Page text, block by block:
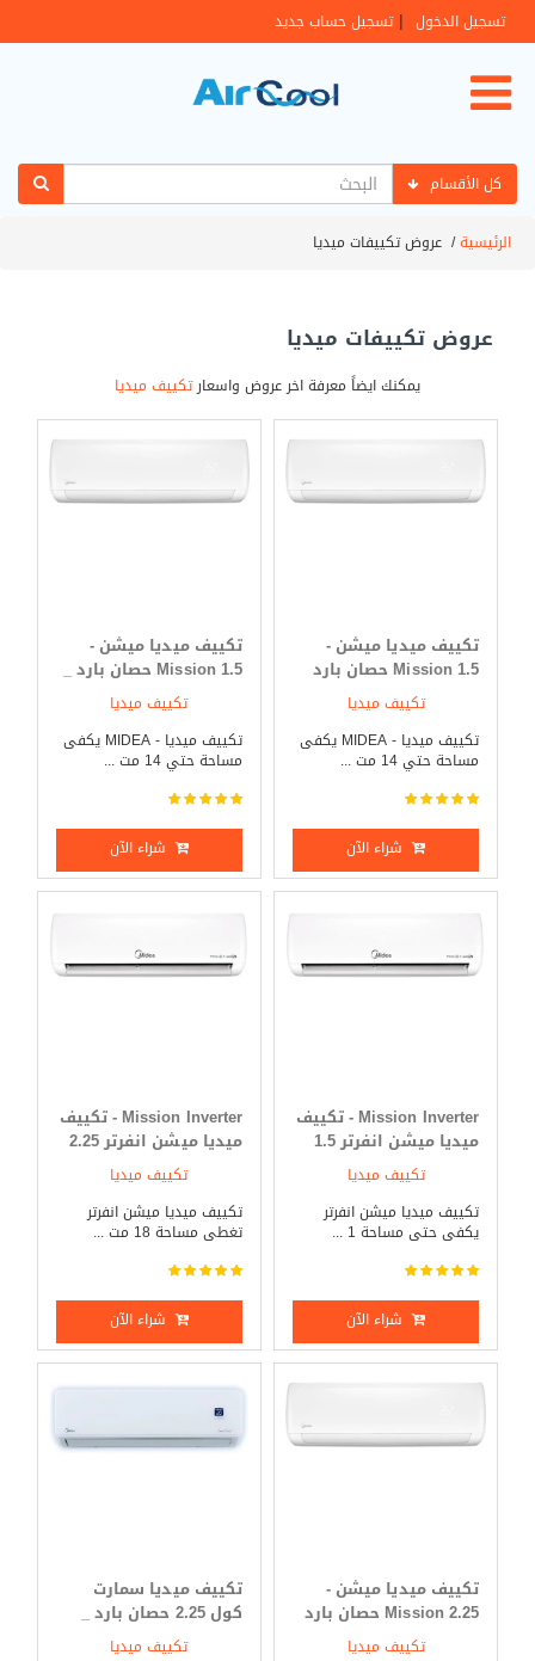
تسجيل الدخول | تسجيل حساب جديد
كل الأقسام
الرئيسية/ عروض تكييفات ميديا
عروض تكييفات ميديا
يمكنك ايضاً معرفة اخر عروض واسعارتكييف ميديا
تكييف ميديا ميشن -
Mission 1.5 حصان بارد
تكييف ميديا
تكييف ميديا - MIDEA يكفى
مساحة حتي 14 مت ...
شراء الآن
تكييف ميديا ميشن -
Mission 1.5 حصان بارد _
تكييف ميديا
تكييف ميديا - MIDEA يكفى
مساحة حتي 14 مت ...
شراء الآن
Mission Inverter - تكييف
ميديا ميشن انفرتر 1.5
حصان بارد _ ساخن
تكييف ميديا
تكييف ميديا ميشن انفرتر
يكفى حتى مساحة 1 ...
شراء الآن
Mission Inverter - تكييف
ميديا ميشن انفرتر 2.25
حصان بارد _ ساخن
تكييف ميديا
تكييف ميديا ميشن انفرتر
تغطى مساحة 18 مت ...
شراء الآن
تكييف ميديا ميشن -
Mission 2.25 حصان بارد
_ ساخنتكييف ميديا
تكييف ميديا سمارت
كول 2.25 حصان بارد _
تكييف ميديا